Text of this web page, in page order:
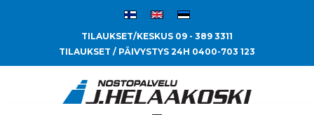
TILAUKSET/KESKUS 09 - 389 3311
TILAUKSET / PÄIVYSTYS 24H 0400-703 123